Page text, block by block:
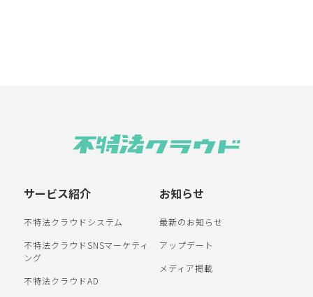
サービス紹介
不特法クラウドシステム
不特法クラウドSNSマーケティ
ング
不特法クラウドAD
お知らせ
最新のお知らせ
アップデート
メディア掲載